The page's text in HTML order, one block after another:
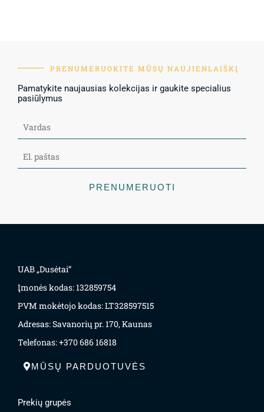
PRENUMERUOKITE MŪSŲ NAUJIENLAIŠKĮ
Pamatykite naujausias kolekcijas ir gaukite specialius
pasiūlymus
PRENUMERUOTI
UAB „Dusėtai“
Įmonės kodas: 132859754
PVM mokėtojo kodas: LT328597515
Adresas: Savanorių pr. 170, Kaunas
Telefonas: +370 686 16818
MŪSŲ PARDUOTUVĖS
Prekių grupės